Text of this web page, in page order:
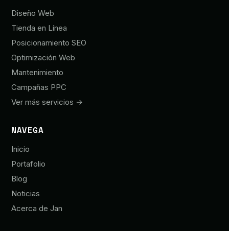
Diseño Web
Tienda en Línea
Posicionamiento SEO
Optimización Web
Mantenimiento
Campañas PPC
Ver más servicios →
NAVEGA
Inicio
Portafolio
Blog
Noticias
Acerca de Jan